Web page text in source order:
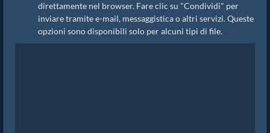
direttamente nel browser. Fare clic su "Condividi" per
inviare tramite e-mail, messaggistica o altri servizi. Queste
opzioni sono disponibili solo per alcuni tipi di file.